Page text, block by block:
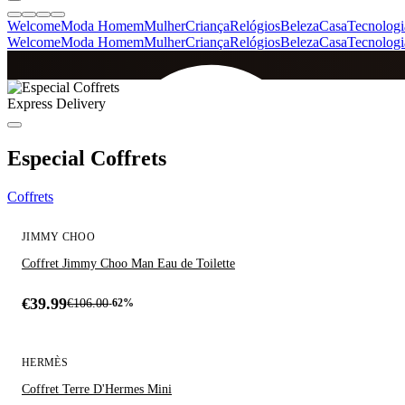
WelcomeModa HomemMulherCriançaRelógiosBelezaCasa
WelcomeModa HomemMulherCriançaRelógiosBelezaCasa
SINCE 2005
+de 36.000 reviews
Express Delivery
Especial Coffrets
Coffrets
JIMMY CHOO
Coffret Jimmy Choo Man Eau de Toilette
€39.99€106.00-62%
HERMÈS
Coffret Terre D'Hermes Mini